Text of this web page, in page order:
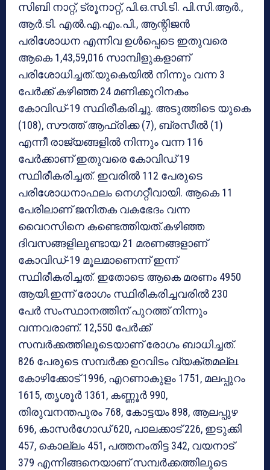
സിബി നാറ്റ്, ട്രൂനാറ്റ്, പി.ഒ.സി.ടി. പി.സി.ആര്‍.,
ആര്‍.ടി. എല്‍.എ.എം.പി., ആന്റിജന്‍
പരിശോധന എന്നിവ ഉള്‍പ്പെടെ ഇതുവരെ
ആകെ 1,43,59,016 സാമ്പിളുകളാണ്
പരിശോധിച്ചത്.യുകെയില്‍ നിന്നും വന്ന 3
പേര്‍ക്ക് കഴിഞ്ഞ 24 മണിക്കൂറിനകം
കോവിഡ്-19 സ്ഥിരീകരിച്ചു. അടുത്തിടെ യുകെ
(108), സൗത്ത് ആഫ്രിക്ക (7), ബ്രസീല്‍ (1)
എന്നീ രാജ്യങ്ങളില്‍ നിന്നും വന്ന 116
പേര്‍ക്കാണ് ഇതുവരെ കോവിഡ് 19
സ്ഥിരീകരിച്ചത്. ഇവരില്‍ 112 പേരുടെ
പരിശോധനാഫലം നെഗറ്റീവായി. ആകെ 11
പേരിലാണ് ജനിതക വകഭേദം വന്ന
വൈറസിനെ കണ്ടെത്തിയത്.കഴിഞ്ഞ
ദിവസങ്ങളിലുണ്ടായ 21 മരണങ്ങളാണ്
കോവിഡ്-19 മൂലമാണെന്ന് ഇന്ന്
സ്ഥിരീകരിച്ചത്. ഇതോടെ ആകെ മരണം 4950
ആയി.ഇന്ന് രോഗം സ്ഥിരീകരിച്ചവരില്‍ 230
പേര്‍ സംസ്ഥാനത്തിന് പുറത്ത് നിന്നും
വന്നവരാണ്. 12,550 പേര്‍ക്ക്
സമ്പര്‍ക്കത്തിലൂടെയാണ് രോഗം ബാധിച്ചത്.
826 പേരുടെ സമ്പര്‍ക്ക ഉറവിടം വ്യക്തമല്ല.
കോഴിക്കോട് 1996, എറണാകുളം 1751, മലപ്പുറം
1615, തൃശൂര്‍ 1361, കണ്ണൂര്‍ 990,
തിരുവനന്തപുരം 768, കോട്ടയം 898, ആലപ്പുഴ
696, കാസര്‍ഗോഡ് 620, പാലക്കാട് 226, ഇടുക്കി
457, കൊല്ലം 451, പത്തനംതിട്ട 342, വയനാട്
379 എന്നിങ്ങനെയാണ് സമ്പര്‍ക്കത്തിലൂടെ